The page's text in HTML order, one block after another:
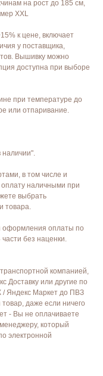
на рост до 185 см,
XXL
к цене, включает
у поставщика,
Вышивку можно
доступна при выборе
при температуре до
или отпаривание.
наличии".
в том числе и
наличными при
выбрать
товара.
оформления оплаты по
без наценки.
компанией,
Доставку или другие по
/ Яндекс Маркет до ПВЗ
даже если ничего
- Вы не оплачиваете
который
электронной